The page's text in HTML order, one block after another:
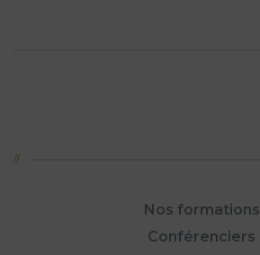
Nos formations
Conférenciers